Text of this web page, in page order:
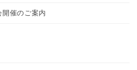
開催のご案内